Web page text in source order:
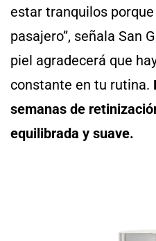
estar tranquilos
pasajero”, señala San
piel agradecerá que
constante en tu rutina.
semanas de
equilibrada y suave.